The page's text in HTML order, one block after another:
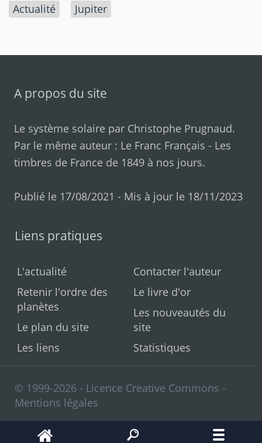
Actualité Jupiter
A propos du site
Le système solaire par Christophe Prugnaud.
Par le même auteur : Le Franc Français - Les
timbres de France de 1849 à nos jours.
Publié le 17/08/2021 - Mis à jour le 18/11/2023
Liens pratiques
L'actualité
Retenir l'ordre des
planètes
Le plan du site
Les liens
Contacter l'auteur
Le livre d'or
Les nouveautés du
site
Statistiques
© 1999-2026 - Licence Creative Commons -
Mentions légales